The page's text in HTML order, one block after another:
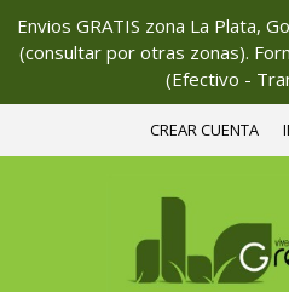
Envios GRATIS zona La Plata,
(consultar por otras zonas).
(Efectivo -
CREAR CUENTA